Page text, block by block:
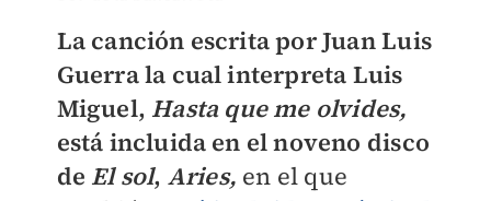
La canción escrita por Juan Luis
Guerra la cual interpreta Luis
Miguel, Hasta que me olvides,
está incluida en el noveno disco
de El sol, Aries, en el que